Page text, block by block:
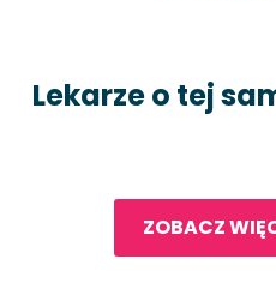
Lekarze o tej
ZOBACZ